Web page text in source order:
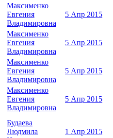
Максименко
Евгения
Владимировна
5 Апр 2015
Максименко
Евгения
Владимировна
5 Апр 2015
Максименко
Евгения
Владимировна
5 Апр 2015
Максименко
Евгения
Владимировна
5 Апр 2015
Будаева
Людмила
1 Апр 2015